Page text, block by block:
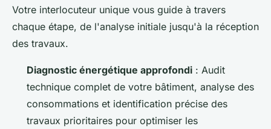
Votre interlocuteur unique vous guide à travers
chaque étape, de l'analyse initiale jusqu'à la réception
des travaux.
Diagnostic énergétique approfondi : Audit
technique complet de votre bâtiment, analyse des
consommations et identification précise des
travaux prioritaires pour optimiser les